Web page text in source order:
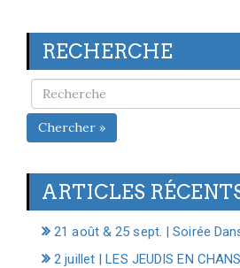
RECHERCHE
Chercher »
ARTICLES
21 août & 25 sept. | Soirée
2 juillet | LES JEUDIS EN